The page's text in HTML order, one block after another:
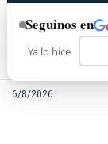
6/8/2026
Seguinos en
Ya lo hice